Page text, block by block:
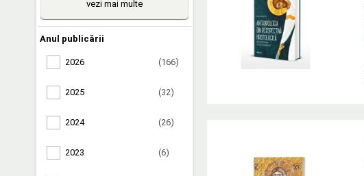
vezi mai multe
Anul publicării
2026 (166)
2025 (32)
2024 (26)
2023 (6)